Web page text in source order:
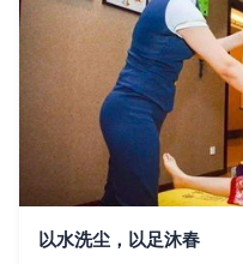
以水洗尘，以足沐春